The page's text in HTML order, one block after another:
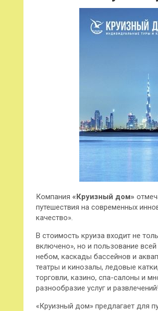
Компания «Круизный дом»
путешествия на современных
качество».
В стоимость круиза входит не
включено», но и пользование
небом, каскады бассейнов и
театры и кинозалы, ледовые
торговли, казино, спа-салоны и
разнообразие услуг и развлечений!
«Круизный дом» предлагает для